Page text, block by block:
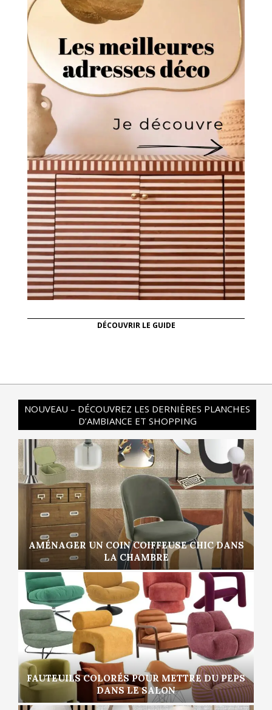
DÉCOUVRIR LE GUIDE
NOUVEAU – DÉCOUVREZ LES DERNIÈRES PLANCHES
D’AMBIANCE ET SHOPPING
AMÉNAGER UN COIN COIFFEUSE CHIC DANS
LA CHAMBRE
FAUTEUILS COLORÉS POUR METTRE DU PEPS
DANS LE SALON